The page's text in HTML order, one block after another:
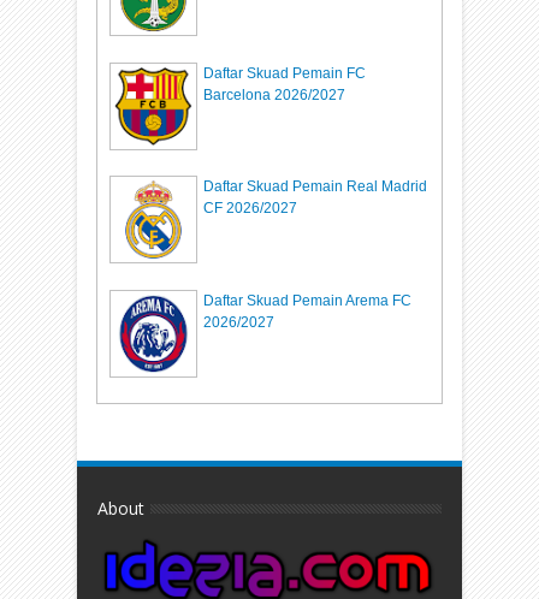
Daftar Skuad Pemain FC
Barcelona 2026/2027
Daftar Skuad Pemain Real Madrid
CF 2026/2027
Daftar Skuad Pemain Arema FC
2026/2027
About